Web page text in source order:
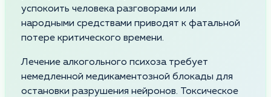
успокоить человека разговорами или
народными средствами приводят к фатальной
потере критического времени.
Лечение алкогольного психоза требует
немедленной медикаментозной блокады для
остановки разрушения нейронов. Токсическое